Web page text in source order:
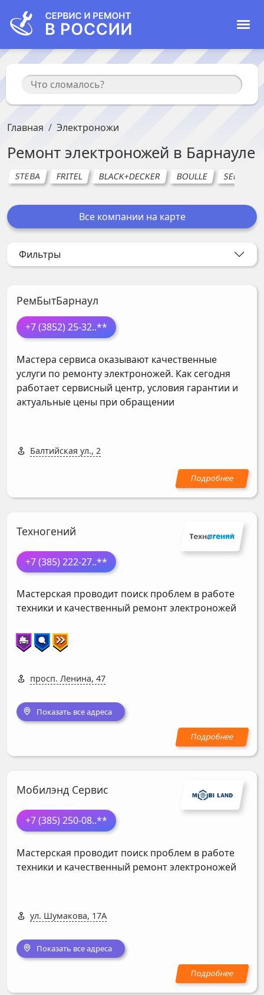
Главная Электроножи
Ремонт электроножей в Барнауле
STEBA FRITEL BLACK+DECKER BOULLE SEB
Все компании на карте
Фильтры
РемБытБарнаул
+7 (3852) 25-32..**
Мастера сервиса оказывают качественные
услуги по ремонту электроножей. Как сегодня
работает сервисный центр, условия гарантии и
актуальные цены при обращении
Балтийская ул., 2
Техногений
+7 (385) 222-27..**
Мастерская проводит поиск проблем в работе
техники и качественный ремонт электроножей
просп. Ленина, 47
Показать все адреса
Мобилэнд Сервис
+7 (385) 250-08..**
Мастерская проводит поиск проблем в работе
техники и качественный ремонт электроножей
ул. Шумакова, 17А
Показать все адреса